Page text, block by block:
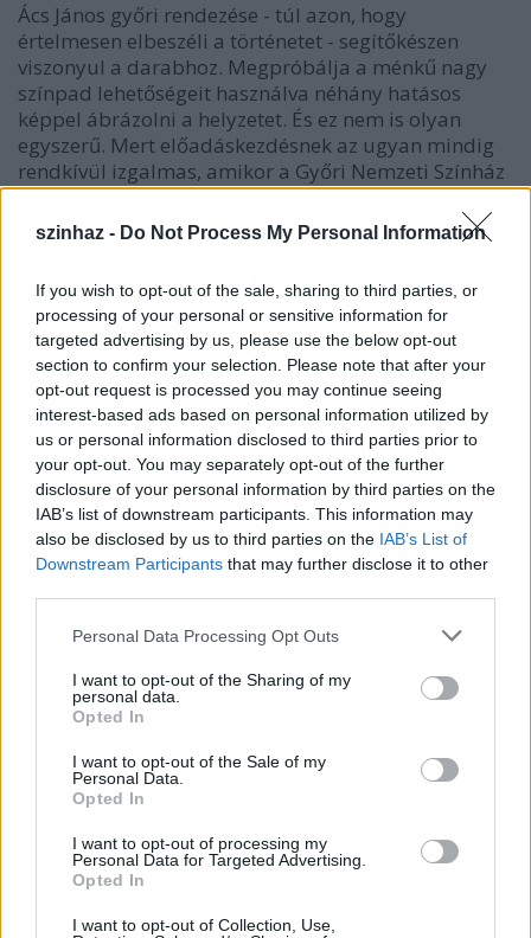
szinhaz - Do Not Process My Personal Information
If you wish to opt-out of the sale, sharing to third parties, or
processing of your personal or sensitive information for
targeted advertising by us, please use the below opt-out
section to confirm your selection. Please note that after your
opt-out request is processed you may continue seeing
interest-based ads based on personal information utilized by
us or personal information disclosed to third parties prior to
your opt-out. You may separately opt-out of the further
disclosure of your personal information by third parties on the
IAB’s list of downstream participants. This information may
also be disclosed by us to third parties on the IAB’s List of
Downstream Participants that may further disclose it to other
Please note that this website/app uses one or more Google
not limited to your visit or usage behaviour. You may click to
grant or deny consent to Google and its third-party tags to
use your data for below specified purposes in below Google
consent section.
Personal Data Processing Opt Outs
I want to opt-out of the Sharing of my
personal data.
Opted In
I want to opt-out of the Sale of my
Personal Data.
Opted In
I want to opt-out of processing my
Personal Data for Targeted Advertising.
Opted In
I want to opt-out of Collection, Use,
Ács János győri rendezése - túl azon, hogy
értelmesen elbeszéli a történetet - segítőkészen
viszonyul a darabhoz. Megpróbálja a ménkű nagy
színpad lehetőségeit használva néhány hatásos
képpel ábrázolni a helyzetet. És ez nem is olyan
egyszerű. Mert előadáskezdésnek az ugyan mindig
rendkívül izgalmas, amikor a Győri Nemzeti Színház
fémes falán vízszintes rés támad, tágul, s egyre
nagyobb részét engedi látni a színpadképnek, de a
hatalmas, széles teret dr. Stockmannék polgári
díszlet a Menczel Róbert tervezőtől már megszokott,
sorban álló reflektorok mellett három átvilágított,
üveges ajtóból áll, valamint foltokban elhelyezett,
hangulattalan lakásrészletekből. (Az első jelenetben
a Morten Kiilt játszó Bede Fazekas Csaba ebben a
túlméretezett házban pont egy kicsiny, alulpolcos
asztalkánál ül, és vacsorál, s csak a combjait
szétfeszítve fér oda.) Jobban sikerült, zártabb és
frappánsabb helyszín a szerkesztőségé, s komoly
vizuális ereje van a népgyűlés szcénának - a
lesüllyedt tömeggel -, valamint annak, ahogy később
mígnem egészen Lenin-szoborszerű lesz.
(Stockmann)
és Gyöngyössy Katalin (Catherine) - Benda Iván
felvétele{/kozep}